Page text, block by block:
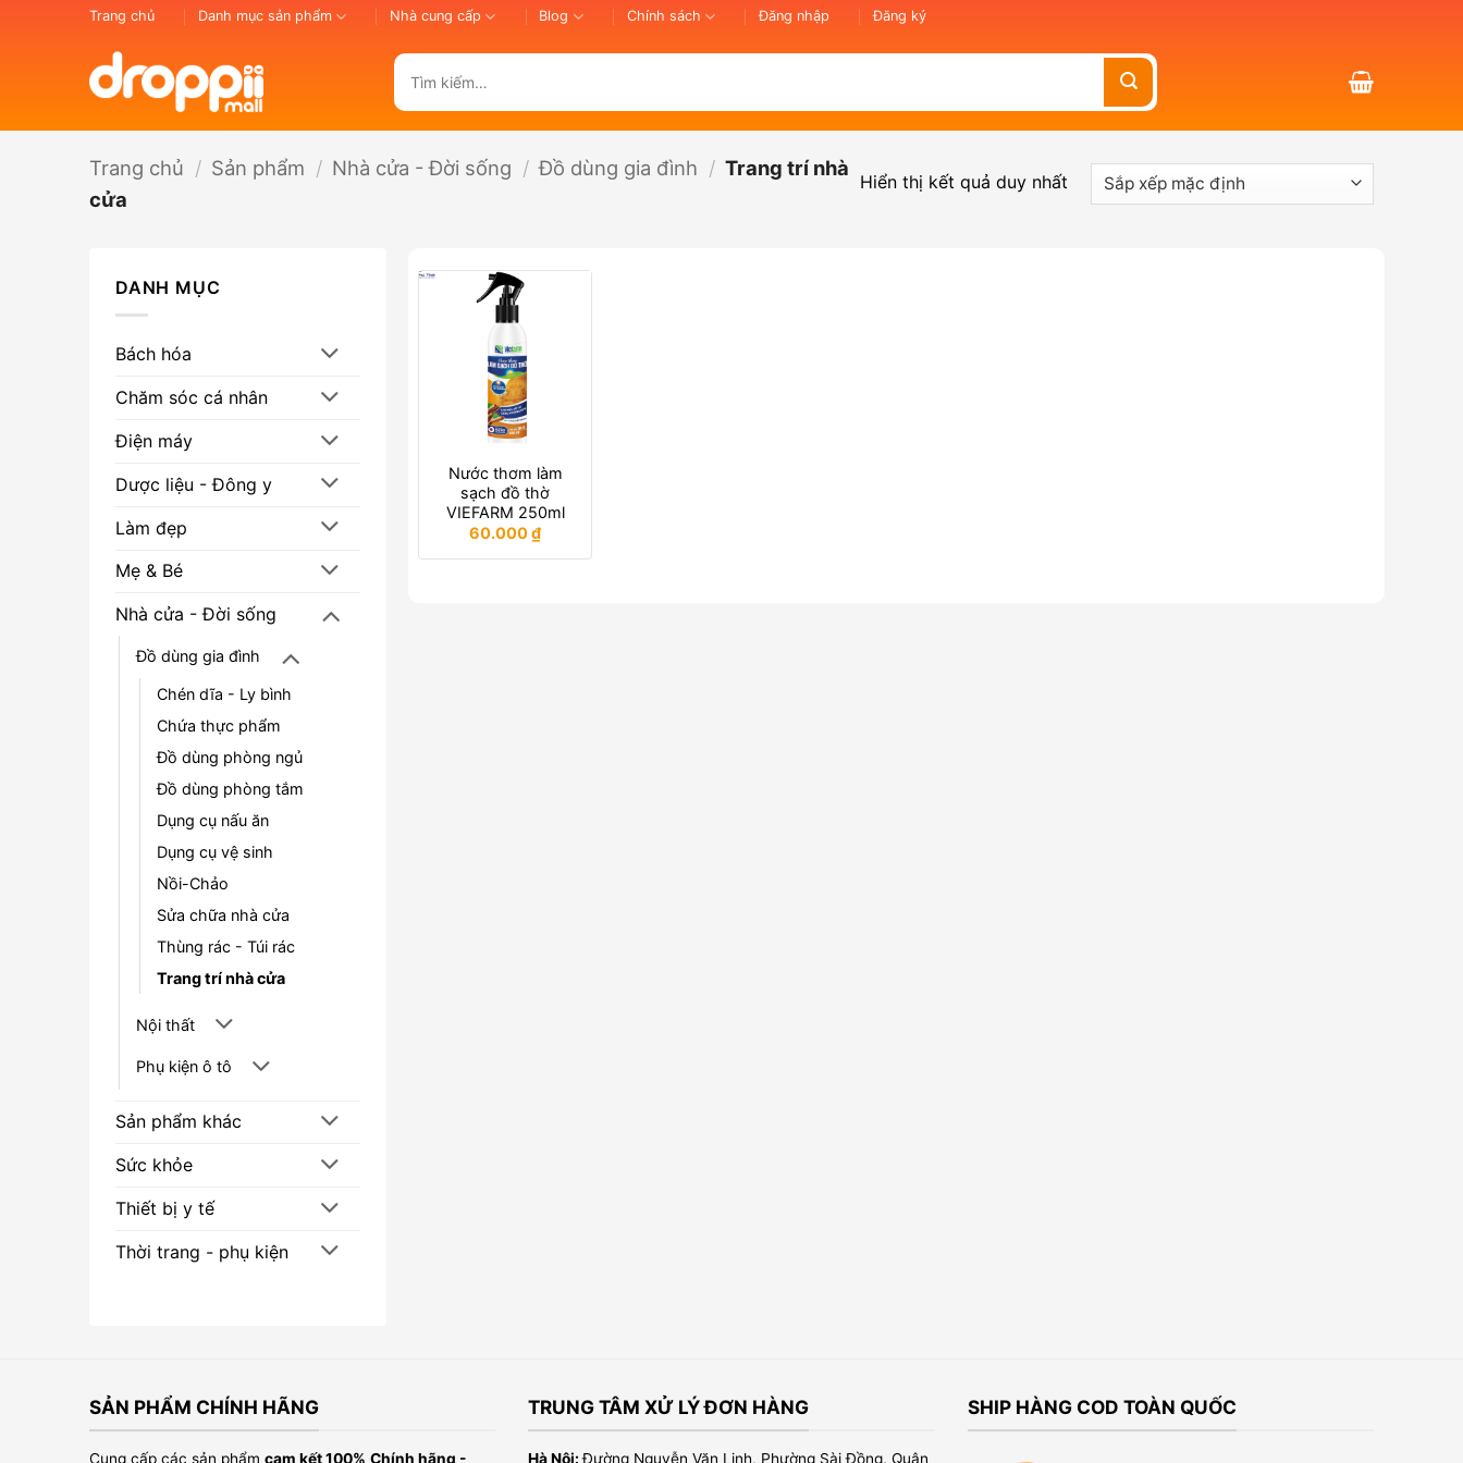
Trang chủ Danh mục sản phẩm Nhà cung cấp Blog Chính sách Đăng nhập Đăng ký
kiếm:
Trang chủ / Sản phẩm / Nhà cửa - Đời sống / Đồ dùng gia đình / Trang trí nhà
cửa
Hiển thị kết quả duy nhất
DANH MỤC
Bách hóa
Chăm sóc cá nhân
Điện máy
Dược liệu - Đông y
Làm đẹp
Mẹ & Bé
Nhà cửa - Đời sống
Đồ dùng gia đình
Chén dĩa - Ly bình
Chứa thực phẩm
Đồ dùng phòng ngủ
Đồ dùng phòng tắm
Dụng cụ nấu ăn
Dụng cụ vệ sinh
Nồi-Chảo
Sửa chữa nhà cửa
Thùng rác - Túi rác
Trang trí nhà cửa
Nội thất
Phụ kiện ô tô
Sản phẩm khác
Sức khỏe
Thiết bị y tế
Thời trang - phụ kiện
Nước thơm làm
sạch đồ thờ
VIEFARM 250ml
60.000₫
SẢN PHẨM CHÍNH HÃNG
Cung cấp các sản phẩm cam kết 100% Chính hãng -
TRUNG TÂM XỬ LÝ ĐƠN HÀNG
Hà Nội:Đường Nguyễn Văn Linh, Phường Sài Đồng, Quận
SHIP HÀNG COD TOÀN QUỐC